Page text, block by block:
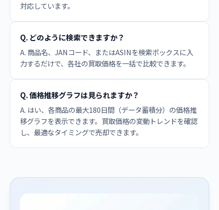
対応しています。
Q. どのように検索できますか？
A. 商品名、JANコード、またはASINを検索ボックスに入
力するだけで、各社の買取価格を一括で比較できます。
Q. 価格推移グラフは見られますか？
A. はい、各商品の最大180日間（データ蓄積分）の価格推
移グラフを表示できます。買取価格の変動トレンドを確認
し、最適なタイミングで売却できます。